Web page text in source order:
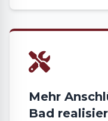
Mehr
Bad